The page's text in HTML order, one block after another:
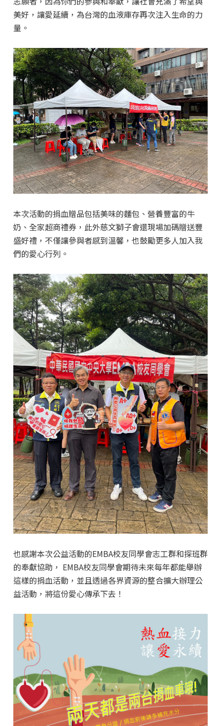
美好，讓愛延續，為台灣的血液庫存再次注入生命的力
量。
本次活動的捐血贈品包括美味的麵包、營養豐富的牛
奶、全家超商禮券，此外慈文獅子會還現場加碼贈送豐
盛好禮，不僅讓參與者感到溫馨，也鼓勵更多人加入我
們的愛心行列。
也感謝本次公益活動的EMBA校友同學會志工群和探班群
的奉獻協助， EMBA校友同學會期待未來每年都能舉辦
這樣的捐血活動，並且透過各界資源的整合擴大辦理公
益活動，將這份愛心傳承下去！